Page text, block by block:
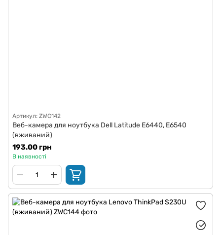
Артикул: ZWC142
Веб-камера для ноутбука Dell Latitude E6440, E6540
(вживаний)
193.00 грн
В наявності